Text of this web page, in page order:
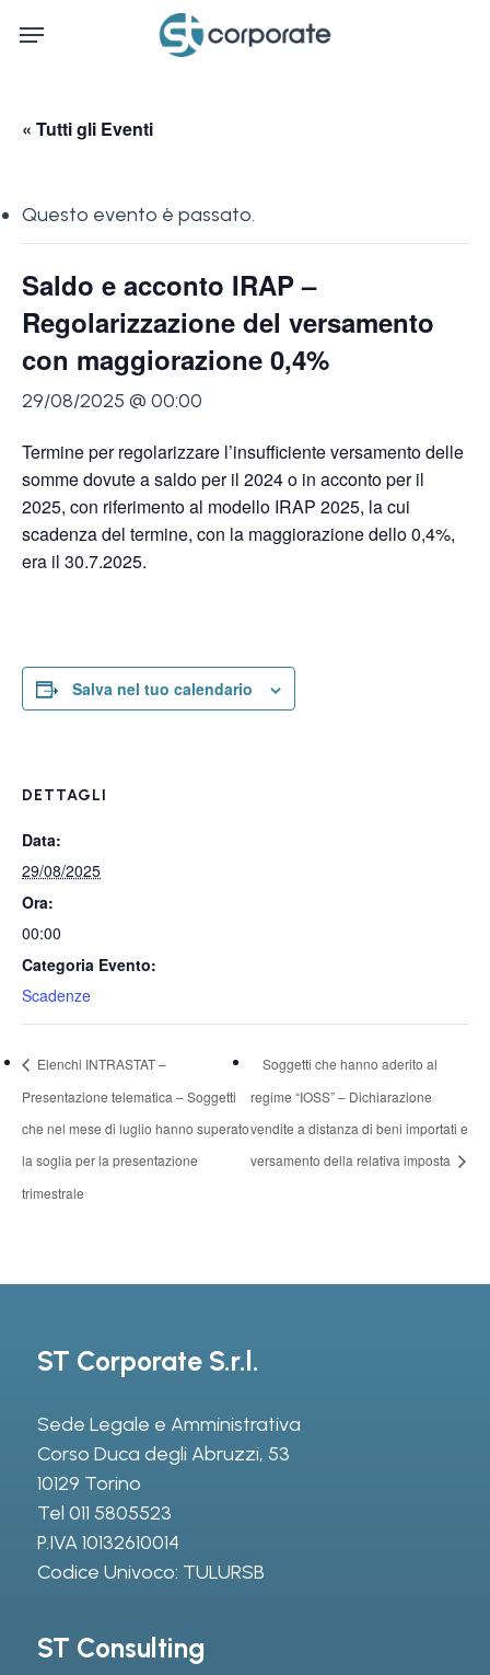
Menu
« Tutti gli Eventi
Questo evento è passato.
Saldo e acconto IRAP –
Regolarizzazione del versamento
con maggiorazione 0,4%
29/08/2025 @ 00:00
Termine per regolarizzare l’insufficiente versamento delle
somme dovute a saldo per il 2024 o in acconto per il
2025, con riferimento al modello IRAP 2025, la cui
scadenza del termine, con la maggiorazione dello 0,4%,
era il 30.7.2025.
Salva nel tuo calendario
DETTAGLI
Data:
29/08/2025
Ora:
00:00
Categoria Evento:
Scadenze
Elenchi INTRASTAT –
Presentazione telematica – Soggetti
che nel mese di luglio hanno superato
la soglia per la presentazione
trimestrale
Soggetti che hanno aderito al
regime “IOSS” – Dichiarazione
vendite a distanza di beni importati e
versamento della relativa imposta
ST Corporate S.r.l.
Sede Legale e Amministrativa
Corso Duca degli Abruzzi, 53
10129 Torino
Tel 011 5805523
P.IVA 10132610014
Codice Univoco: TULURSB
ST Consulting